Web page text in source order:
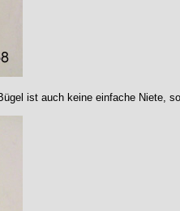
ist auch keine einfache Niete,